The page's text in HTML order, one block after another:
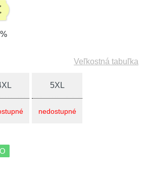
Veľkostná tabuľka
5XL
nedostupné